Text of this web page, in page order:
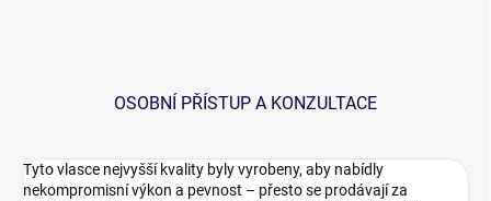
OSOBNÍ PŘÍSTUP A KONZULTACE
Tyto vlasce nejvyšší kvality byly vyrobeny, aby nabídly
nekompromisní výkon a pevnost – přesto se prodávají za